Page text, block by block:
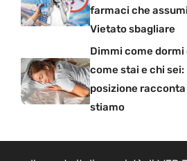
farmaci che assumi |
Vietato sbagliare
Dimmi come dormi
come stai e chi sei:
posizione
stiamo